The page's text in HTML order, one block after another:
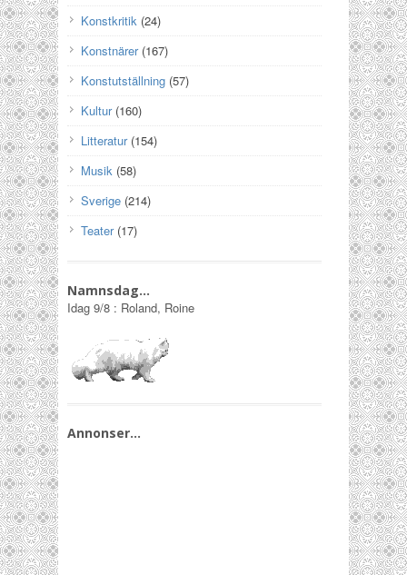
Konstkritik (24)
Konstnärer(167)
Konstutställning (57)
Kultur(160)
Litteratur(154)
Musik (58)
Sverige (214)
Teater(17)
Namnsdag…
Idag 9/8 : Roland, Roine
Annonser…